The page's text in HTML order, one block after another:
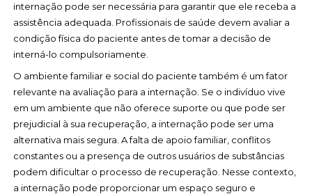
internação pode ser necessária para garantir que ele receba a
assistência adequada. Profissionais de saúde devem avaliar a
condição física do paciente antes de tomar a decisão de
interná-lo compulsoriamente.
O ambiente familiar e social do paciente também é um fator
relevante na avaliação para a internação. Se o indivíduo vive
em um ambiente que não oferece suporte ou que pode ser
prejudicial à sua recuperação, a internação pode ser uma
alternativa mais segura. A falta de apoio familiar, conflitos
constantes ou a presença de outros usuários de substâncias
podem dificultar o processo de recuperação. Nesse contexto,
a internação pode proporcionar um espaço seguro e